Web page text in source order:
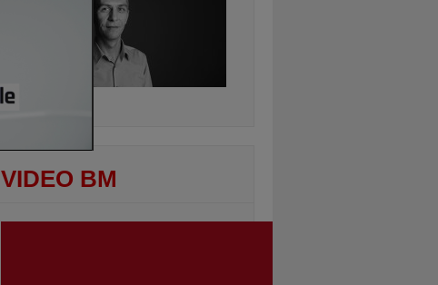
vezi continuarea
VIDEO BM